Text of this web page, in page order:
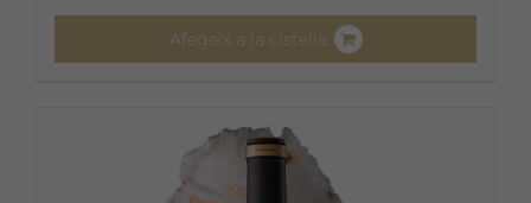
Afegeix a la cistella